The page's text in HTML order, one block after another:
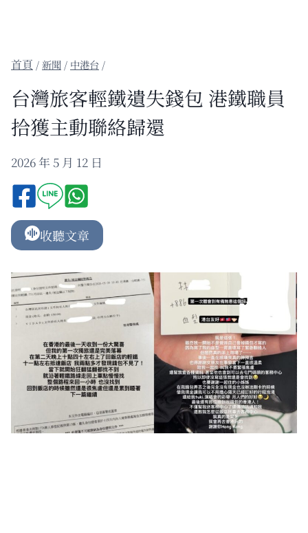
/新聞 / 中港台 /
台灣旅客輕鐵遺失錢包 港鐵職員
拾獲主動聯絡歸還
2026 年 5 月 12 日
收聽文章